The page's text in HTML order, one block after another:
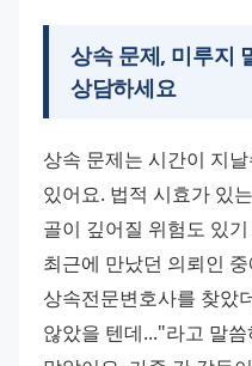
상속 문제, 미루지
상담하세요
상속 문제는 시간이 지
있어요. 법적 시효가 있
골이 깊어질 위험도 있
최근에 만났던 의뢰인
상속전문변호사를 찾았
않았을 텐데..."라고 말